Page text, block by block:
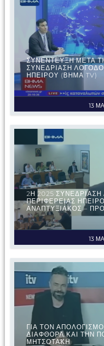
13
ΣΥΝΕΝΤΕΥΞΗ ΜΕΤΑ
ΣΥΝΕΔΡΙΑΣΗ
ΗΠΕΙΡΟΥ (ΒΗΜΑ TV)
13
2Η 2025
ΠΕΡΙΦΕΡΕΙΑΣ
ΑΝΑΠΤΥΞΙΑΚΟΣ –
ΓΙΑ ΤΟΝ
ΔΙΑΦΘΟΡΑ ΚΑΙ ΤΗΝ
ΜΗΤΣΟΤΑΚΗ